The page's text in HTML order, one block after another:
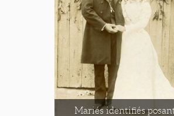
Mariés identifiés